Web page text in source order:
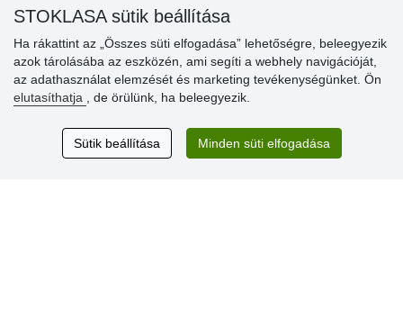
» Súgó
Vásárlók
értékelése
Excellent service
Thank you.
STOKLASA sütik beállítása
Ha rákattint az „Összes süti elfogadása” lehetőségre, beleegyezik
azok tárolásába az eszközén, ami segíti a webhely navigációját,
az adathasználat elemzését és marketing tevékenységünket. Ön
elutasíthatja
, de örülünk, ha beleegyezik.
Sütik beállítása Minden süti elfogadása